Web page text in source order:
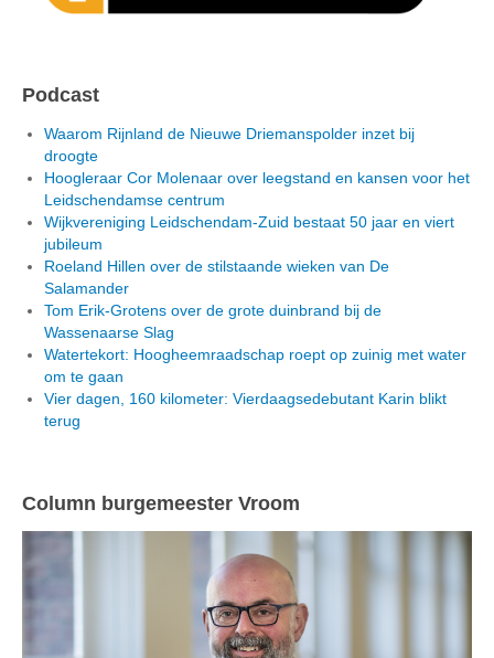
Podcast
Waarom Rijnland de Nieuwe Driemanspolder inzet bij
droogte
Hoogleraar Cor Molenaar over leegstand en kansen voor het
Leidschendamse centrum
Wijkvereniging Leidschendam-Zuid bestaat 50 jaar en viert
jubileum
Roeland Hillen over de stilstaande wieken van De
Salamander
Tom Erik-Grotens over de grote duinbrand bij de
Wassenaarse Slag
Watertekort: Hoogheemraadschap roept op zuinig met water
om te gaan
Vier dagen, 160 kilometer: Vierdaagsedebutant Karin blikt
terug
Column burgemeester Vroom